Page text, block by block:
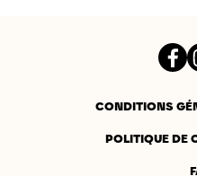
CONDITIONS
POLITIQUE DE